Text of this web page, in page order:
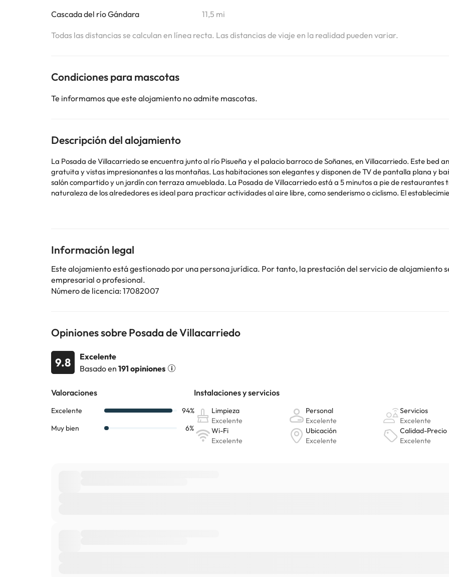
Cascada del río Gándara 11,5 mi
Todas las distancias se calculan en línea recta. Las distancias de viaje en la realidad pueden variar.
Condiciones para mascotas
Te informamos que este alojamiento no admite mascotas.
Descripción del alojamiento
La Posada de Villacarriedo se encuentra junto al río Pisueña y el palacio barroco de Soñanes, en Villacarriedo. Este bed
gratuita y vistas impresionantes a las montañas. Las habitaciones son elegantes y disponen de TV de pantalla plana y
salón compartido y un jardín con terraza amueblada. La Posada de Villacarriedo está a 5 minutos a pie de restaurantes
naturaleza de los alrededores es ideal para practicar actividades al aire libre, como senderismo o ciclismo. El
cambios por parte del alojamiento. Si tienes dudas, contáctanos.
Información legal
Este alojamiento está gestionado por una persona jurídica. Por tanto, la prestación del servicio de alojamiento
empresarial o profesional.
Número de licencia: 17082007
Opiniones sobre Posada de Villacarriedo
9.8
Excelente
Basado en 191 opiniones